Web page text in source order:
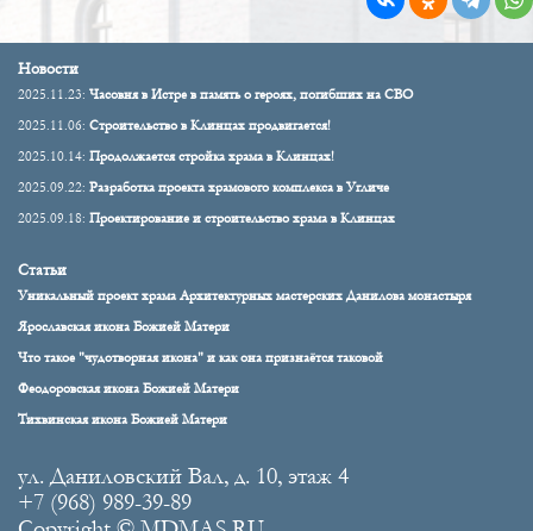
Новости
2025.11.23: Часовня в Истре в память о героях, погибших на СВО
2025.11.06: Строительство в Клинцах продвигается!
2025.10.14: Продолжается стройка храма в Клинцах!
2025.09.22: Разработка проекта храмового комплекса в Угличе
2025.09.18: Проектирование и строительство храма в Клинцах
Статьи
Уникальный проект храма Архитектурных мастерских Данилова монастыря
Ярославская икона Божией Матери
Что такое "чудотворная икона" и как она признаётся таковой
Феодоровская икона Божией Матери
Тихвинская икона Божией Матери
ул. Даниловский Вал, д. 10, этаж 4
+7 (968) 989-39-89